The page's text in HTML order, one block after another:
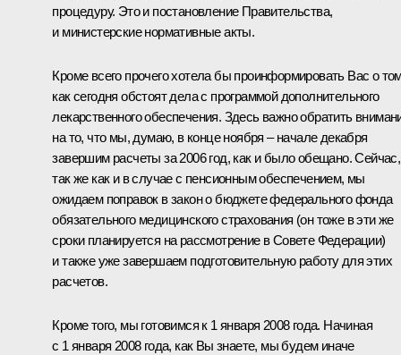
процедуру. Это и постановление Правительства,
и министерские нормативные акты.
Кроме всего прочего хотела бы проинформировать Вас о
как сегодня обстоят дела с программой дополнительного
лекарственного обеспечения. Здесь важно обратить
на то, что мы, думаю, в конце ноября – начале декабря
завершим расчеты за 2006 год, как и было обещано. Сейчас,
так же как и в случае с пенсионным обеспечением, мы
ожидаем поправок в закон о бюджете федерального фонда
обязательного медицинского страхования (он тоже в эти же
сроки планируется на рассмотрение в Совете Федерации)
и также уже завершаем подготовительную работу для этих
расчетов.
Кроме того, мы готовимся к 1 января 2008 года. Начиная
с 1 января 2008 года, как Вы знаете, мы будем иначе